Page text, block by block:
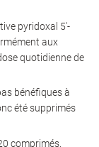
pyridoxal 5'-
aux
quotidienne de
bénéfiques à
été supprimés
comprimés.